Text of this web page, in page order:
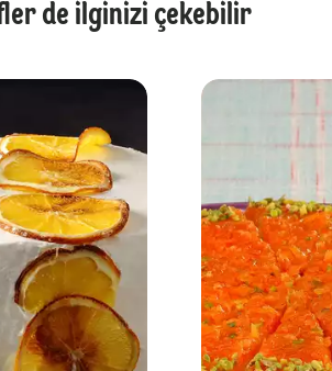
de ilginizi çekebilir